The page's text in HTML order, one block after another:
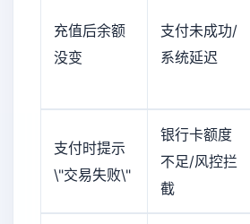
充值后余额
没变
支付未成功/
系统延迟
支付时提示
\"交易失败\"
银行卡额度
不足/风控拦
截